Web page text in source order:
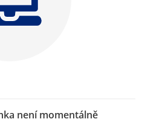
není momentálně